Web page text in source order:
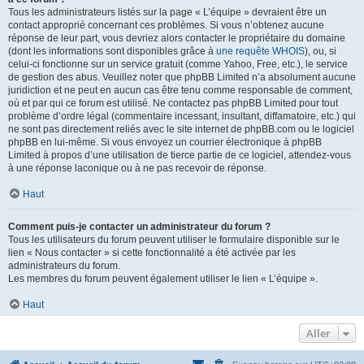
Tous les administrateurs listés sur la page « L’équipe » devraient être un
contact approprié concernant ces problèmes. Si vous n’obtenez aucune
réponse de leur part, vous devriez alors contacter le propriétaire du domaine
(dont les informations sont disponibles grâce à une requête WHOIS), ou, si
celui-ci fonctionne sur un service gratuit (comme Yahoo, Free, etc.), le service
de gestion des abus. Veuillez noter que phpBB Limited n’a absolument aucune
juridiction et ne peut en aucun cas être tenu comme responsable de comment,
où et par qui ce forum est utilisé. Ne contactez pas phpBB Limited pour tout
problème d’ordre légal (commentaire incessant, insultant, diffamatoire, etc.) qui
ne sont pas directement reliés avec le site internet de phpBB.com ou le logiciel
phpBB en lui-même. Si vous envoyez un courrier électronique à phpBB
Limited à propos d’une utilisation de tierce partie de ce logiciel, attendez-vous
à une réponse laconique ou à ne pas recevoir de réponse.
Haut
Comment puis-je contacter un administrateur du forum ?
Tous les utilisateurs du forum peuvent utiliser le formulaire disponible sur le
lien « Nous contacter » si cette fonctionnalité a été activée par les
administrateurs du forum.
Les membres du forum peuvent également utiliser le lien « L’équipe ».
Haut
Aller